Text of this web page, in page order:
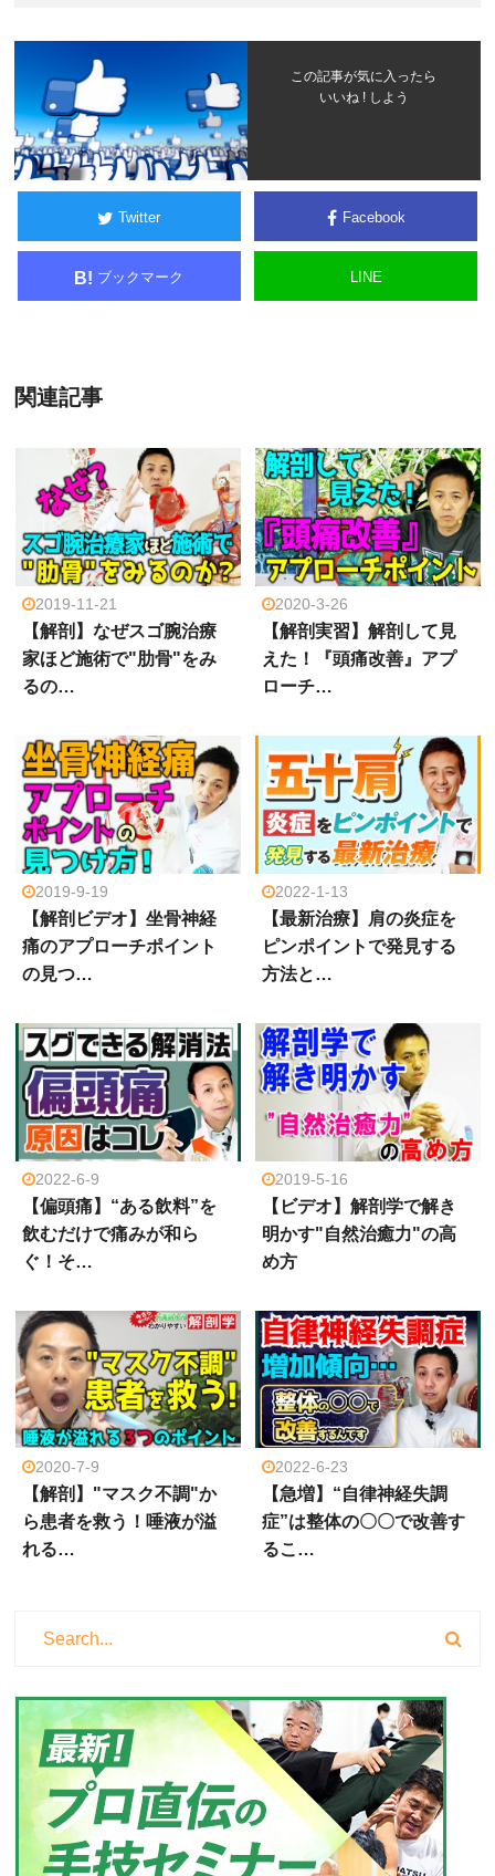
この記事が気に入ったら
いいね ! しよう
Twitter Facebook
B! ブックマーク LINE
関連記事
2019-11-21
【解剖】なぜスゴ腕治療
家ほど施術で"肋骨"をみ
るの…
2020-3-26
【解剖実習】解剖して見
えた！『頭痛改善』アプ
ローチ…
2019-9-19
【解剖ビデオ】坐骨神経
痛のアプローチポイント
の見つ…
2022-1-13
【最新治療】肩の炎症を
ピンポイントで発見する
方法と…
2022-6-9
【偏頭痛】“ある飲料”を
飲むだけで痛みが和ら
ぐ！そ…
2019-5-16
【ビデオ】解剖学で解き
明かす"自然治癒力"の高
め方
2020-7-9
【解剖】"マスク不調"か
ら患者を救う！唾液が溢
れる…
2022-6-23
【急増】“自律神経失調
症”は整体の〇〇で改善す
るこ…